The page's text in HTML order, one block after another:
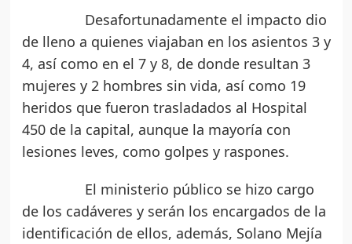
Desafortunadamente el impacto dio
de lleno a quienes viajaban en los asientos 3 y
4, así como en el 7 y 8, de donde resultan 3
mujeres y 2 hombres sin vida, así como 19
heridos que fueron trasladados al Hospital
450 de la capital, aunque la mayoría con
lesiones leves, como golpes y raspones.
El ministerio público se hizo cargo
de los cadáveres y serán los encargados de la
identificación de ellos, además, Solano Mejía